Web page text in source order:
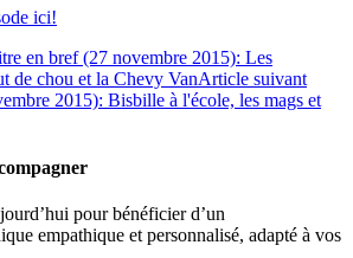
ici!
en bref (27 novembre 2015): Les
de chou et la Chevy VanArticle suivant
2015): Bisbille à l'école, les mags et
pour bénéficier d’un
empathique et personnalisé, adapté à vos